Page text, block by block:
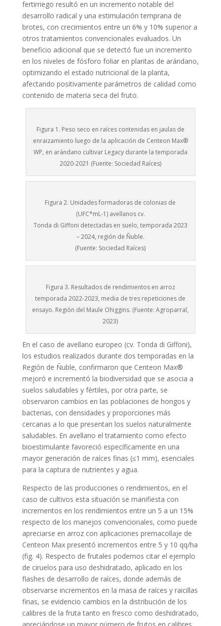
fertirriego resultó en un incremento notable del
desarrollo radical y una estimulación temprana de
brotes, con crecimientos entre un 6% y 10% superior a
otros tratamientos convencionales evaluados. Un
beneficio adicional que se detectó fue un incremento
en los niveles de fósforo foliar en plantas de arándano,
optimizando el estado nutricional de la planta,
afectando positivamente parámetros de calidad como
contenido de materia seca del fruto.
Figura 1. Peso seco en raíces contenidas en jaulas de
enraizamiento luego de la aplicación de Centeon Max®
WP, en arándano cultivar Legacy durante la temporada
2020-2021 (Fuente: Sociedad Raíces)
Figura 2. Unidades formadoras de colonias de
(UFC*mL-1) avellanos cv.
Tonda di Giffoni detectadas en suelo, temporada 2023
– 2024, región de Ñuble.
(Fuente: Sociedad Raíces)
Figura 3. Resultados de rendimientos en arroz
temporada 2022-2023, media de tres repeticiones de
ensayo. Región del Maule Ohiggins. (Fuente: Agroparral,
2023)
En el caso de avellano europeo (cv. Tonda di Giffoni),
los estudios realizados durante dos temporadas en la
Región de Ñuble, confirmaron que Centeon Max®
mejoró e incrementó la biodiversidad que se asocia a
suelos saludables y fértiles, por otra parte, se
observaron cambios en las poblaciones de hongos y
bacterias, con densidades y proporciones más
cercanas a lo que presentan los suelos naturalmente
saludables. En avellano el tratamiento como efecto
bioestimulante favoreció específicamente en una
mayor generación de raíces finas (≤1 mm), esenciales
para la captura de nutrientes y agua.
Respecto de las producciones o rendimientos, en el
caso de cultivos esta situación se manifiesta con
incrementos en los rendimientos entre un 5 a un 15%
respecto de los manejos convencionales, como puede
apreciarse en arroz con aplicaciones premacollaje de
Centeon Max presentó incrementos entre 5 y 10 qq/ha
(fig. 4). Respecto de frutales podemos citar el ejemplo
de ciruelos para uso deshidratado, aplicado en los
flashes de desarrollo de raíces, donde además de
observarse incrementos en la masa de raíces y raicillas
finas, se evidencio cambios en la distribución de los
calibres de la fruta tanto en fresco como deshidratado,